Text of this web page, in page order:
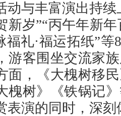
动与丰富演出持
新岁”“丙午年新
福礼·福运拓纸”
游客围坐交流家
面，《大槐树移
槐树》《铁锅记
表演的同时，深